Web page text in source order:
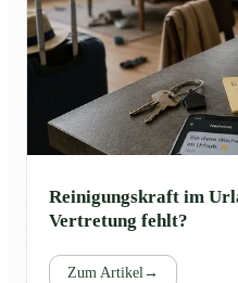
Reinigungskraft im
Vertretung fehlt?
Zum Artikel→